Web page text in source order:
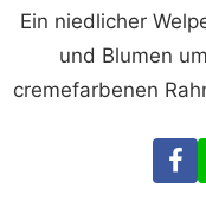
Ein niedlicher
und Blumen
cremefarbenen